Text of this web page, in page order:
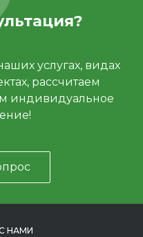
услугах, видах
рассчитаем
индивидуальное
НАМИ